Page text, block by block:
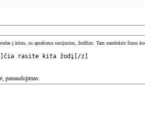
į kitus, su aprašomu susijusius, žodžius. Tam naudokite šiuos
panaudojimas: